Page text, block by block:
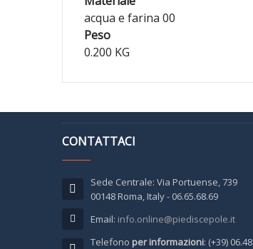
acqua e farina 00
Peso
0.200 KG
CONTATTACI
Sede Centrale: Via Portuense, 739
00148 Roma, Italy - 06.65.68.69
Email: info.online@piediscepole.it
Telefono per informazioni: (+39)